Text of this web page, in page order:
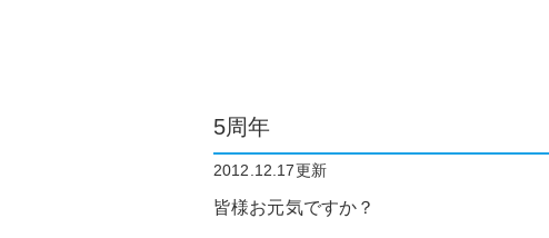
5周年
2012.12.17更新
皆様お元気ですか？